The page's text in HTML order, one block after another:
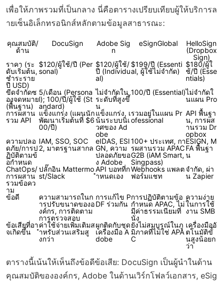
เพื่อให้ภาพรวมที่เป็นกลาง นี่คือตารางเปรียบเทียบผู้ให้บริการล
ายเซ็นอิเล็กทรอนิกส์หลักตามข้อมูลสาธารณะ:
คุณสมบัติ/
ด้าน
DocuSign
Adobe Sig
n
eSignGlobal
HelloSign
(Dropbox
Sign)
ราคา (ระ
ดับเริ่มต้น,
ชำระราย
ปี USD)
$120/ผู้ใช้/ปี (Per
sonal)
$120/ผู้ใช้/
ปี (Individu
al)
$199/ปี (Essenti
al, ผู้ใช้ไม่จำกัด)
$180/ผู้ใ
ช้/ปี (Esse
ntials)
ขีดจำกัดซ
องจดหมาย
(พื้นฐาน)
5/เดือน (Persona
l); 100/ปี/ผู้ใช้ (St
andard)
ไม่จำกัดใน
ระดับที่สูงขึ้
น
100/ปี (Essential)ไม่จำกัดใ
นแผน Pro
การผสาน
รวม API
แข็งแกร่ง (แผนนัก
พัฒนาเริ่มต้นที่ $6
00/ปี)
แข็งแกร่ง, เ
น้นระบบนิเ
วศของ Ad
obe
รวมอยู่ในแผน Pr
ofessional
API พื้นฐา
น, การผส
านรวม Dr
opbox
ความปลอ
ดภัย/การป
ฏิบัติตามข้
อกำหนด
IAM, SSO, SOC
2, มาตรฐานสากล
eIDAS, ESI
GN, ความ
ปลอดภัยขอ
ง Adobe
100+ ประเทศ, กา
รผสานรวม APAC
G2B (iAM Smart,
Singpass)
ESIGN, M
FA พื้นฐา
น
ChatOps/
การผสาน
รวมข้อคว
าม
ปลั๊กอิน Mattermo
st/Slack
API บอทที่ก
ำหนดเอง
Webhooks แพลต
ฟอร์มแชท
จำกัด, ผ่า
น Zapier
ข้อดี
ความสามารถในก
ารปรับขนาดของอ
งค์กร, การติดตาม
การตรวจสอบ
การแก้ไข P
DF ร่วมกัน
การปฏิบัติตามข้อ
กำหนด APAC, ไม่
มีค่าธรรมเนียมที่
นั่ง
ความง่าย
ในการใช้
งาน SMB
ข้อเสียที่อา
จเกิดขึ้น
ค่าใช้จ่ายเพิ่มเติมส
ำหรับส่วนเสริมสู
งกว่า
ผูกติดกับชุด
เครื่องมือ A
dobe
ยังไม่สมบูรณ์ในภู
มิภาคที่ไม่ใช่ APA
C
เครื่องมืออั
ตโนมัติขั้
นสูงน้อยก
ว่า
ตารางนี้เน้นให้เห็นถึงข้อดีข้อเสีย: DocuSign เป็นผู้นำในด้าน
คุณสมบัติขององค์กร, Adobe ในด้านเวิร์กโฟลว์เอกสาร, eSig